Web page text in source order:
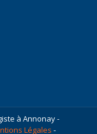
à Annonay -
Légales -